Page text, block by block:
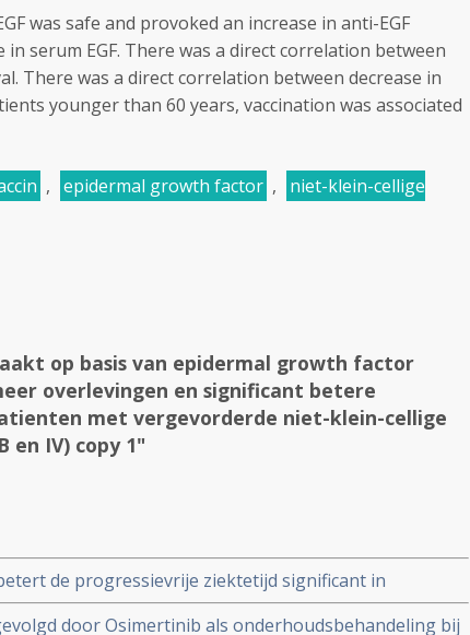
was safe and provoked an increase in anti-EGF
serum EGF. There was a directcorrelation between
There was a direct correlation between decrease in
younger than 60 years, vaccination was associated
, epidermal growth factor ,
niet-klein-cellige
op basis van epidermal growth factor
overlevingen en significant betere
met vergevorderde niet-klein-cellige
en IV) copy 1"
de progressievrije ziektetijd significant in
patiënten met niet eerder behandelde EGFR-mutante
inclusief degenen in hoog risico subgroepen.
door Osimertinib als onderhoudsbehandeling bij